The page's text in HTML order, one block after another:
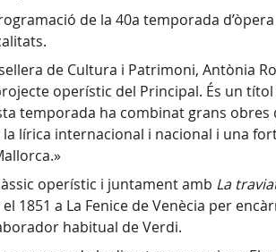
de la 40a temporada
de Cultura i Patrimoni, Antònia
operístic del Principal. És un
temporada ha combinat grans obres
lírica internacional i nacional i una
operístic i juntament amb La
1851 a La Fenice de Venècia per
habitual de Verdi.